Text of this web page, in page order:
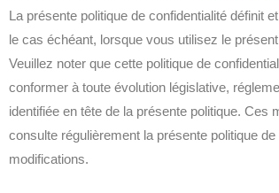
La présente politique de confidentialité définit
le cas échéant, lorsque vous utilisez le
Veuillez noter que cette politique de
conformer à toute évolution législative,
identifiée en tête de la présente politique. Ces
consulte régulièrement la présente politique
modifications.